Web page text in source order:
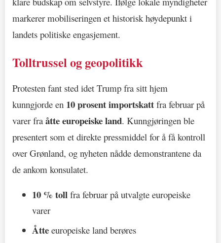
markerer mobiliseringen et historisk høydepunkt i
landets politiske engasjement.
Tolltrussel og geopolitikk
Protesten fant sted idet Trump fra sitt hjem
kunngjorde en 10 prosent importskatt fra februar på
varer fraåtte europeiske land. Kunngjøringen ble
presentert som et direkte pressmiddel for å få kontroll
over Grønland, og nyheten nådde demonstrantene da
de ankom konsulatet.
10 % toll fra februar på utvalgte europeiske
varer
Åtte europeiske land berøres